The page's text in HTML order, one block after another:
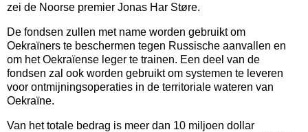
zei de Noorse premier Jonas Har Støre.
De fondsen zullen met name worden gebruikt om
Oekraïners te beschermen tegen Russische aanvallen en
om het Oekraïense leger te trainen. Een deel van de
fondsen zal ook worden gebruikt om systemen te leveren
voor ontmijningsoperaties in de territoriale wateren van
Oekraïne.
Van het totale bedrag is meer dan 10 miljoen dollar